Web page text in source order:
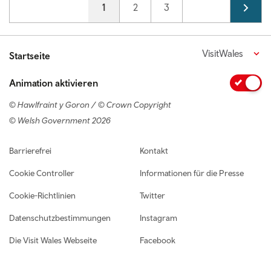
Current page
1 Page
2 Page
3
Startseite VisitWales
Animation aktivieren
© Hawlfraint y Goron / © Crown Copyright
© Welsh Government 2026
Footer navigation
Barrierefrei
Cookie Controller
Cookie-Richtlinien
Datenschutzbestimmungen
Die Visit Wales Webseite
Kontakt
Informationen für die Presse
Twitter
Instagram
Facebook